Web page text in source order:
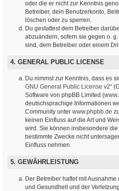
oder die er nicht zur Kenntnis
Betreiber, dein Benutzerkonto,
löschen oder zu sperren.
Du gestattest dem Betreiber
abzuändern, sofern sie gegen o.
sind, dem Betreiber oder einem
4. GENERAL PUBLIC LICENSE
Du nimmst zur Kenntnis, dass es
GNU General Public License v2“
Software von phpBB Limited (
deutschsprachige Informationen
Community unter www.phpbb.de
keinen Einfluss auf die Art und
wird. Sie können insbesondere
bestimmte Zwecke nicht
Einfluss nehmen.
5. GEWÄHRLEISTUNG
Der Betreiber haftet mit
und Gesundheit und der